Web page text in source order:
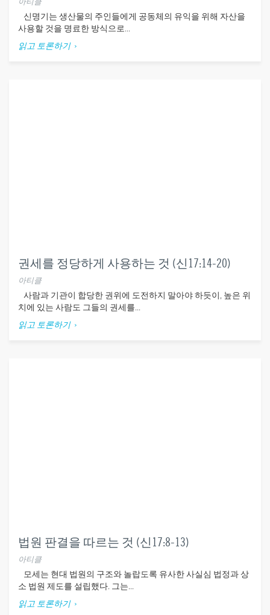
신명기는 생산물의 주인들에게 공동체의 유익을 위해 자산을
사용할 것을 명료한 방식으로...
읽고 토론하기
권세를 정당하게 사용하는 것 (신17:14-20)
아티클
사람과 기관이 합당한 권위에 도전하지 말아야 하듯이, 높은 위
치에 있는 사람도 그들의 권세를...
읽고 토론하기
법원 판결을 따르는 것 (신17:8-13)
아티클
모세는 현대 법원의 구조와 놀랍도록 유사한 사실심 법정과 상
소 법원 제도를 설립했다. 그는...
읽고 토론하기